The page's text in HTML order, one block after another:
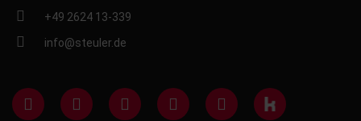
+49 2624 13-339
info@steuler.de